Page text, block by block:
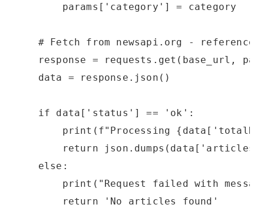
        params['category'] = category
# Fetch from newsapi.org -
response = requests.get(base_url,
    data = response.json()
    if data['status'] == 'ok':
print(f"Processing
return
    else:
print("Request failed with
        return 'No articles found'